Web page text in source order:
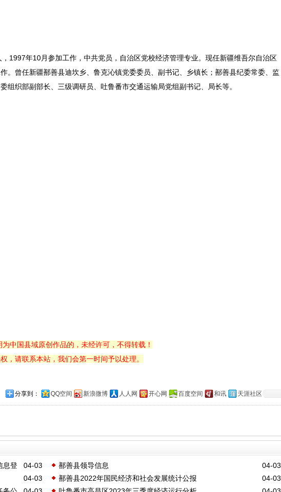
1997年10月参加工作，中共党员，自治区党校经济管理专业。现任新疆维吾尔自治区
。曾任新疆鄯善县迪坎乡、鲁克沁镇党委委员、副书记、乡镇长；鄯善县纪委常委、监
织部副部长、三级调研员、吐鲁番市交通运输局党组副书记、局长等。
中国县域原创作品的，未经许可，不得转载！
，请联系本站，我们会第一时间予以处理。
分享到：
QQ空间 新浪微博 人人网 开心网 百度空间 和讯 天涯社区
04-03
息登
04-03
鄯善县领导信息
04-03
04-03
鄯善县2022年国民经济和社会发展统计公报